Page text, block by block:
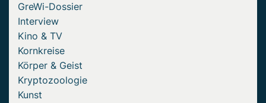
GreWi-Dossier
Interview
Kino & TV
Kornkreise
Körper & Geist
Kryptozoologie
Kunst